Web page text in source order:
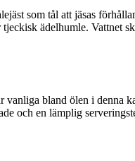
som tål att jäsas
ädelhumle. Vattnet
bland ölen i denna
och en lämplig